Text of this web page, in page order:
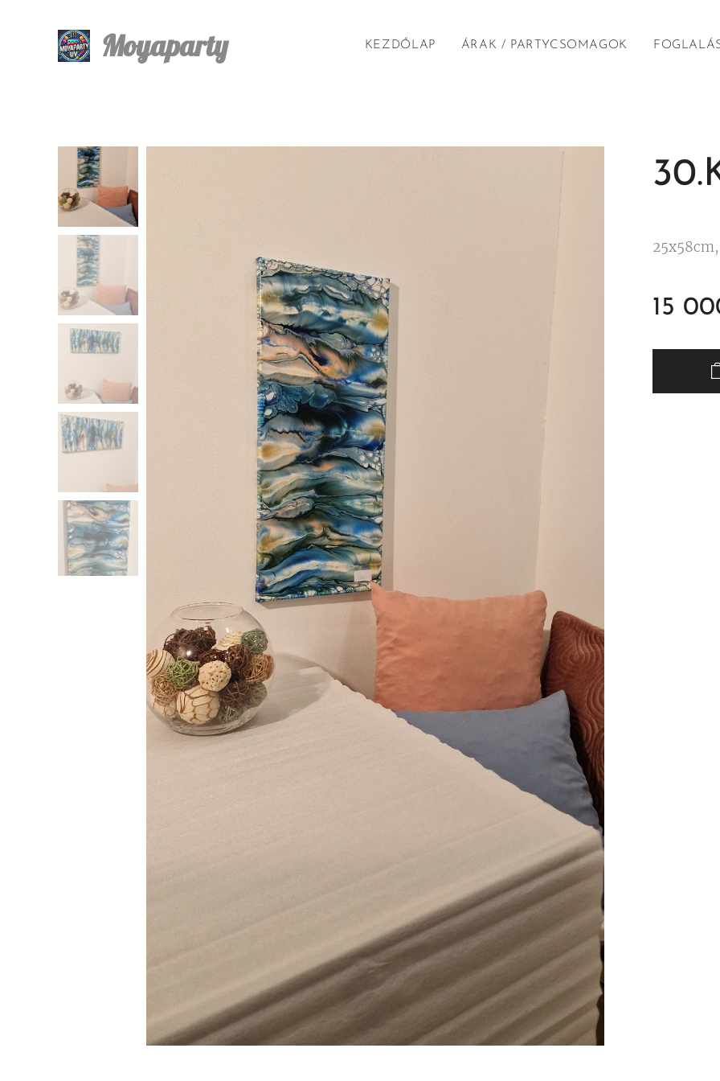
Moyaparty KEZDŐLAP ÁRAK / PARTYCSOMAGOK
15